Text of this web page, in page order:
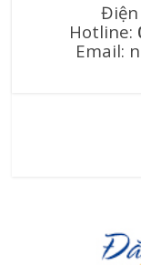
Điện
Hotline:
Email: